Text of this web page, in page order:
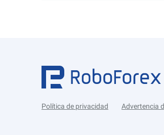
Política de privacidad Advertencia